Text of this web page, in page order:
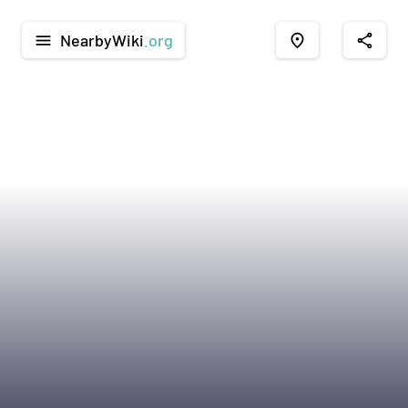
menu NearbyWiki .org place share